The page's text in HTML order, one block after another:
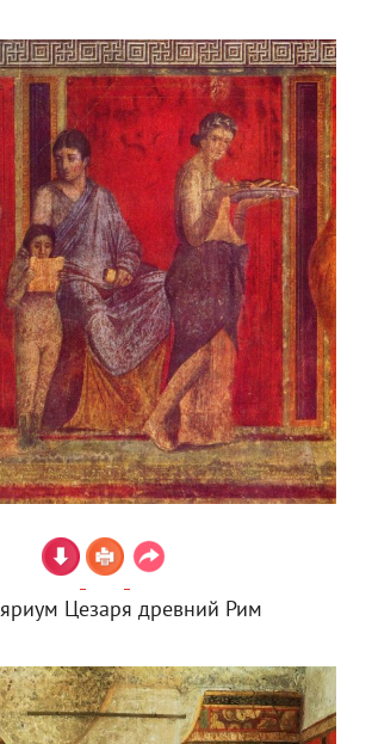
Цезаря древний Рим